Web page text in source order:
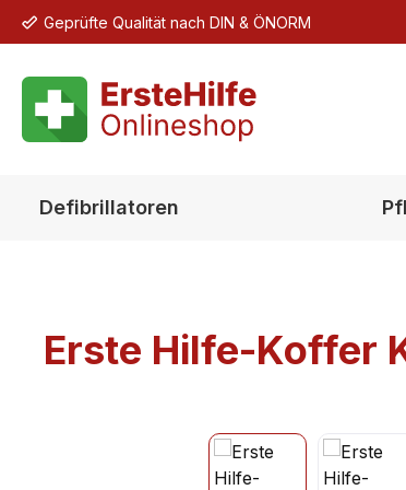
Hauptinhalt springen
Zur Suche springen
Zur Hauptnavigation springen
Geprüfte Qualität nach DIN & ÖNORM
Defibrillatoren
Erste Hilfe-Koffer
Bildergalerie überspringen